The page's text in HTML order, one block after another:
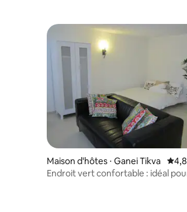
Maison d'hôtes ⋅ Ganei Tikva
Endroit vert confortable : idéal